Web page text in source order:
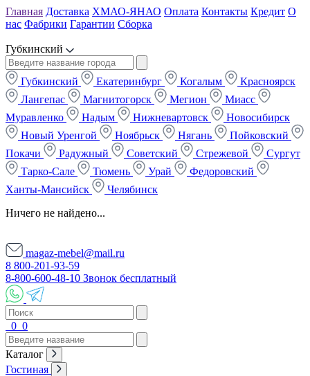
Главная Доставка ХМАО-ЯНАО Оплата Контакты Кредит О
нас Фабрики Гарантии Сборка
Губкинский
Губкинский Екатеринбург Когалым
Красноярск
Лангепас
Магнитогорск Мегион
Миасс
Муравленко
Надым Нижневартовск
Новосибирск
Новый Уренгой
Ноябрьск Нягань
Пойковский
Покачи
Радужный Советский Стрежевой
Сургут
Тарко-Сале
Тюмень Урай
Федоровский
Ханты-Мансийск
Челябинск
Ничего не найдено...
magaz-mebel@mail.ru
8 800-201-93-59
8-800-600-48-10 Звонок бесплатный
0 0
Каталог
Гостиная